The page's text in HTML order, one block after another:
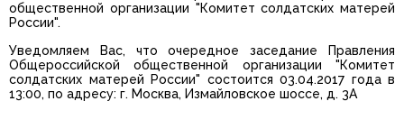
общественной организации "Комитет солдатских матерей
России".
Уведомляем Вас, что очередное заседание Правления
Общероссийской общественной организации "Комитет
солдатских матерей России" состоится 03.04.2017 года в
13:00, по адресу: г. Москва, Измайловское шоссе, д. 3А